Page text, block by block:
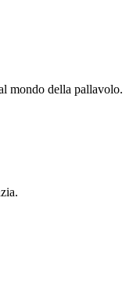
mondo della pallavolo.